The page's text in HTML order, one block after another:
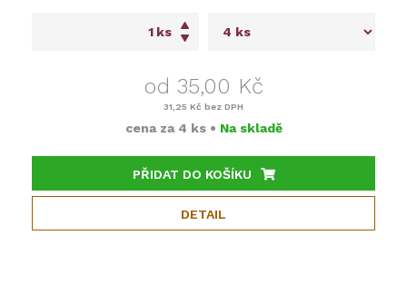
ks
od 35,00 Kč
31,25 Kč bez DPH
cena za 4 ks • Na skladě
PŘIDAT DO KOŠÍKU
DETAIL